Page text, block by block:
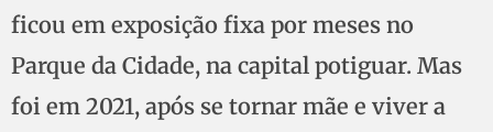
ficou em exposição fixa por meses no
Parque da Cidade, na capital potiguar. Mas
foi em 2021, após se tornar mãe e viver a